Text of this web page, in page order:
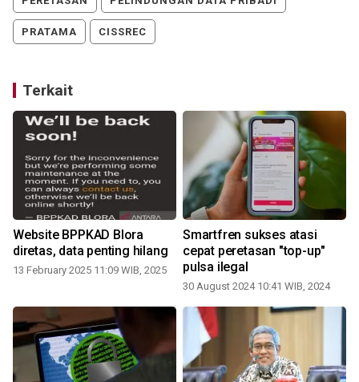
PRATAMA CISSREC
Terkait
Website BPPKAD Blora
diretas, data penting hilang
13 February 2025 11:09 WIB, 2025
Smartfren sukses atasi
cepat peretasan "top-up"
pulsa ilegal
30 August 2024 10:41 WIB, 2024